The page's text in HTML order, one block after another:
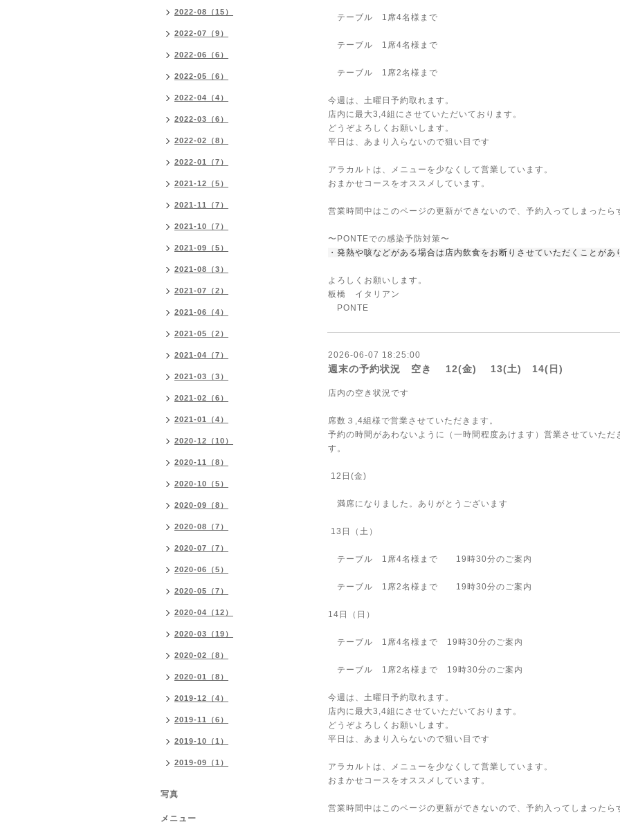
テーブル 1席4名様まで
テーブル 1席4名様まで
テーブル 1席2名様まで
今週は、土曜日予約取れます。
店内に最大3,4組にさせていただいております。
どうぞよろしくお願いします。
平日は、あまり入らないので狙い目です
アラカルトは、メニューを少なくして営業しています。
おまかせコースをオススメしています。
営業時間中はこのページの更新ができないので、予約入ってしまったら
〜PONTEでの感染予防対策〜
・発熱や咳などがある場合は店内飲食をお断りさせていただくことがあ
よろしくお願いします。
板橋 イタリアン
PONTE
2026-06-07 18:25:00
週末の予約状況 空き 12(金) 13(土) 14(日)
店内の空き状況です
席数３,4組様で営業させていただきます。
予約の時間があわないように（一時間程度あけます）営業させていた
す。
12日(金)
満席になりました。ありがとうございます
13日（土）
テーブル 1席4名様まで 19時30分のご案内
テーブル 1席2名様まで 19時30分のご案内
14日（日）
テーブル 1席4名様まで 19時30分のご案内
テーブル 1席2名様まで 19時30分のご案内
今週は、土曜日予約取れます。
店内に最大3,4組にさせていただいております。
どうぞよろしくお願いします。
平日は、あまり入らないので狙い目です
アラカルトは、メニューを少なくして営業しています。
おまかせコースをオススメしています。
営業時間中はこのページの更新ができないので、予約入ってしまったら
2022-08（15）
2022-07（9）
2022-06（6）
2022-05（6）
2022-04（4）
2022-03（6）
2022-02（8）
2022-01（7）
2021-12（5）
2021-11（7）
2021-10（7）
2021-09（5）
2021-08（3）
2021-07（2）
2021-06（4）
2021-05（2）
2021-04（7）
2021-03（3）
2021-02（6）
2021-01（4）
2020-12（10）
2020-11（8）
2020-10（5）
2020-09（8）
2020-08（7）
2020-07（7）
2020-06（5）
2020-05（7）
2020-04（12）
2020-03（19）
2020-02（8）
2020-01（8）
2019-12（4）
2019-11（6）
2019-10（1）
2019-09（1）
写真
メニュー